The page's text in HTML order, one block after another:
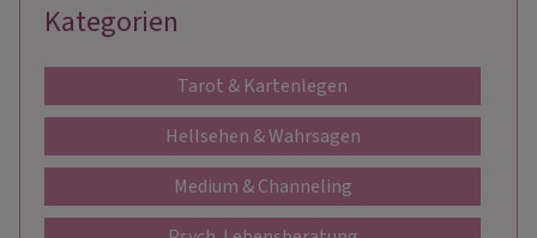
Kategorien
Tarot & Kartenlegen
Hellsehen & Wahrsagen
Medium & Channeling